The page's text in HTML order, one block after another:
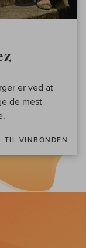
er ved at
de mest
TIL VINBONDEN